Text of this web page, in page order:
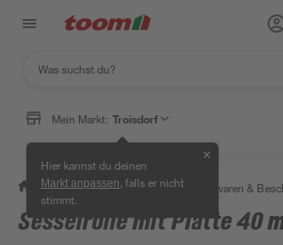
Mein Markt: Troisdorf
Hier kannst du deinen
Markt anpassen , falls er nicht
stimmt.
✕
/ Werkstatt & Maschinen / Eisenwaren &
Sesselrolle mit Platte 40